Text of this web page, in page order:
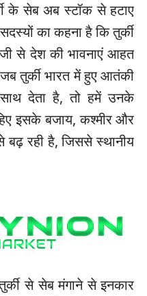
के सेब अब स्टॉक से हटाए
का कहना है कि तुर्की
से देश की भावनाएं आहत
तुर्की भारत में हुए आतंकी
देता है, तो हमें उनके
इसके बजाय, कश्मीर और
बढ़ रही है, जिससे स्थानीय
से सेब मंगाने से इनकार